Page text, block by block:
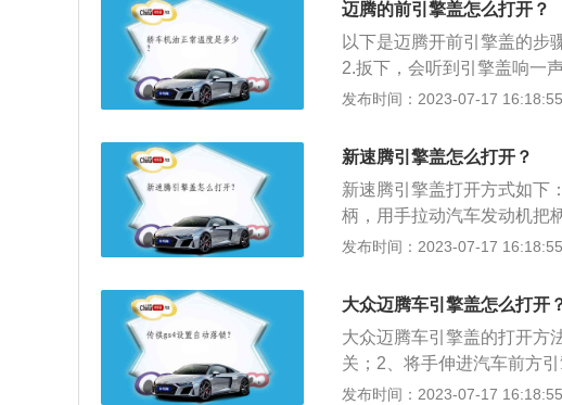
里。4、按键式开关：按键
盖拉手，发动机舱盖将轻微
发动机舱盖辅助卡钩把手，
起，打开发动机舱盖后，取
迈腾的前引擎盖怎么打开？
以下是迈腾开前引擎盖的步
2.扳下，会听到引擎盖响一
入摸索一下，找到一个小的
国产全新迈腾基本延续了欧
计与两侧线条感更强的前大
发布时间：2023-07-17 16:18:55
新速腾引擎盖怎么打开？
新速腾引擎盖打开方式如下
柄，用手拉动汽车发动机把
盖缝隙处，拉动安全扣，即
作。2、防止意外：引擎工
件意外损坏而发生爆炸或者
的伤害，起到防护盾作用。
发布时间：2023-07-17 16:18:55
大众迈腾车引擎盖怎么打开
大众迈腾车引擎盖的打开方
关；2、将手伸进汽车前方
用橡胶发泡棉和铝箔材料制
发布时间：2023-07-17 16:18:55